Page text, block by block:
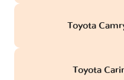
Toyota
Toyota